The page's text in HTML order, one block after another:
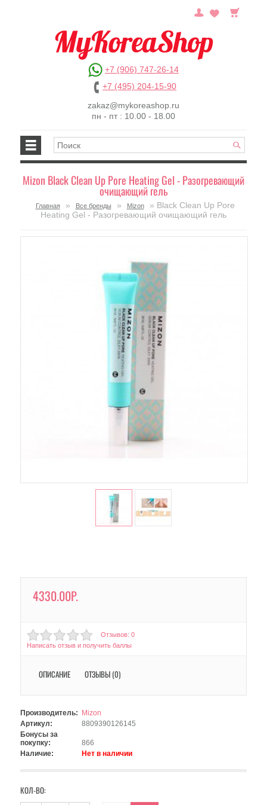
+7 (906) 747-26-14
+7 (495) 204-15-90
zakaz@mykoreashop.ru
пн - пт : 10.00 - 18.00
Mizon Black Clean Up Pore Heating Gel - Разогревающий
очищающий гель
Главная » Все бренды » Mizon
» Black Clean Up Pore
Heating Gel - Разогревающий очищающий гель
4330.00Р.
Отзывов: 0
Написать отзыв и получить баллы
ОПИСАНИЕ ОТЗЫВЫ (0)
Производитель:
Mizon
Артикул:
8809390126145
Бонусы за
покупку:
866
Наличие:
Нет в наличии
КОЛ-ВО: